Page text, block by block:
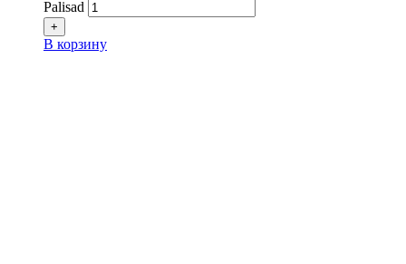
Palisad
+
В корзину